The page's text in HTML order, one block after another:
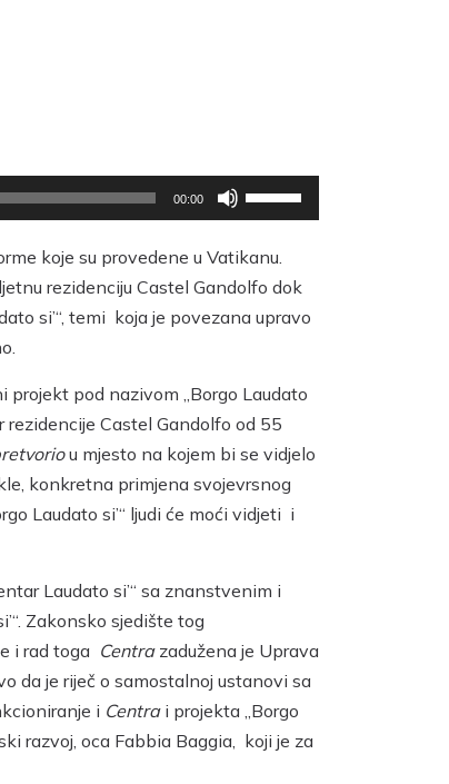
00:00
tipke
strelicama
kako
biste
smanjili
koje su provedene u Vatikanu.
rezidenciju Castel Gandolfo dok
si’“, temi koja je povezana upravo
projekt pod nazivom „Borgo Laudato
rezidencije Castel Gandolfo od 55
u mjesto na kojem bi se vidjelo
konkretna primjena svojevrsnog
Laudato si’“ ljudi će moći vidjeti i
Laudato si’“ sa znanstvenim i
Zakonsko sjedište tog
i rad toga Centrazadužena je Uprava
da je riječ o samostalnoj ustanovi sa
i Centrai projekta „Borgo
razvoj, oca Fabbia Baggia, koji je za